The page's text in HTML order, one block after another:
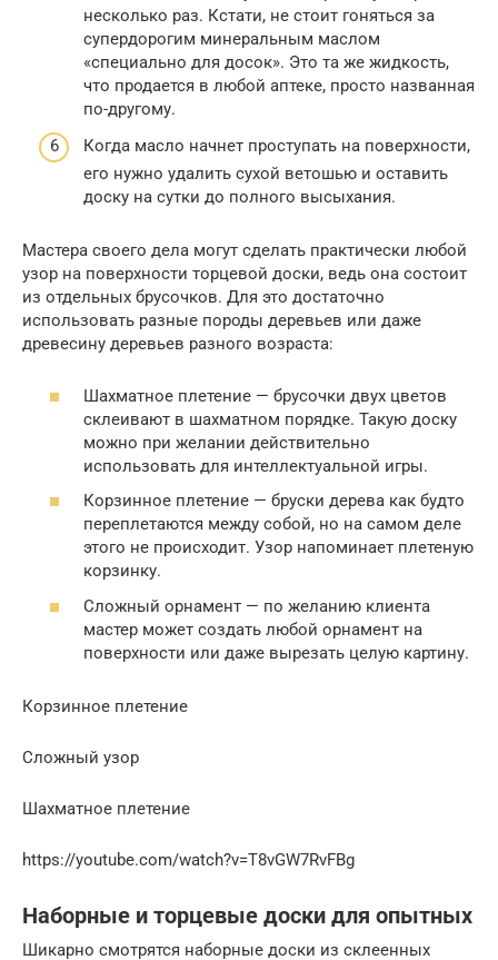
несколько раз. Кстати, не стоит гоняться за
супердорогим минеральным маслом
«специально для досок». Это та же жидкость,
что продается в любой аптеке, просто названная
по-другому.
Когда масло начнет проступать на поверхности,
его нужно удалить сухой ветошью и оставить
доску на сутки до полного высыхания.
Мастера своего дела могут сделать практически любой
узор на поверхности торцевой доски, ведь она состоит
из отдельных брусочков. Для это достаточно
использовать разные породы деревьев или даже
древесину деревьев разного возраста:
Шахматное плетение — брусочки двух цветов
склеивают в шахматном порядке. Такую доску
можно при желании действительно
использовать для интеллектуальной игры.
Корзинное плетение — бруски дерева как будто
переплетаются между собой, но на самом деле
этого не происходит. Узор напоминает плетеную
корзинку.
Сложный орнамент — по желанию клиента
мастер может создать любой орнамент на
поверхности или даже вырезать целую картину.
Корзинное плетение
Сложный узор
Шахматное плетение
https://youtube.com/watch?v=T8vGW7RvFBg
Наборные и торцевые доски для опытных
Шикарно смотрятся наборные доски из склеенных